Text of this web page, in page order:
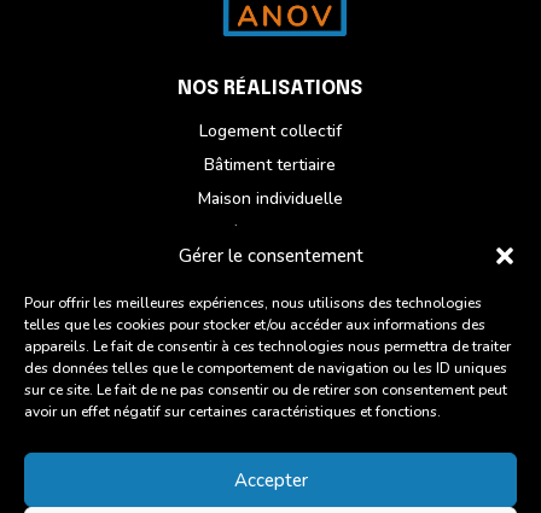
Gérer le consentement
Pour offrir les meilleures expériences, nous utilisons des technologies
telles que les cookies pour stocker et/ou accéder aux informations des
appareils. Le fait de consentir à ces technologies nous permettra de traiter
des données telles que le comportement de navigation ou les ID uniques
sur ce site. Le fait de ne pas consentir ou de retirer son consentement peut
avoir un effet négatif sur certaines caractéristiques et fonctions.
Accepter
NOS RÉALISATIONS
Logement collectif
Bâtiment tertiaire
Maison individuelle
Réhabilitation
Du lundi au vendredi
ZI des Chatelets, 6 Rue des Artisans,
22960 Plédran